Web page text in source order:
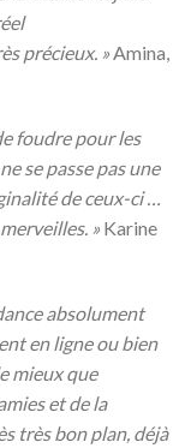
précieux. »Amina,
foudre pour les
se passe pas une
de ceux-ci …
»Karine
absolument
en ligne ou bien
mieux que
et de la
très bon plan, déjà